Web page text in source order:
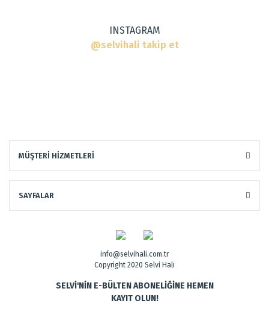
INSTAGRAM
@selvihali takip et
MÜŞTERİ HİZMETLERİ
SAYFALAR
info@selvihali.com.tr
Copyright 2020 Selvi Halı
SELVİ'NİN E-BÜLTEN ABONELİĞİNE HEMEN
KAYIT OLUN!